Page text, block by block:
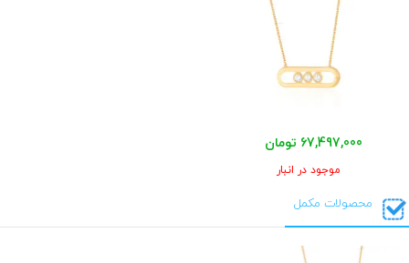
67,497,000 تومان
موجود در انبار
محصولات مکمل